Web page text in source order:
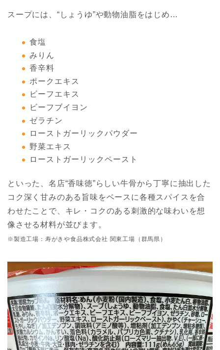
スープには、“しょうゆ”や動物油脂をはじめ…
食塩
みりん
香辛料
ポークエキス
ビーフエキス
ビーフブイヨン
ゼラチン
ローストガーリックパウダー
野菜エキス
ローストガーリックペースト
といった、名店“香味徳”らしい牛骨から丁寧に抽出した
コク深く甘みのある旨味をベースに各種スパイスを合
わせたことで、キレ・コクのある刺激的な味わいを想
像させる材料が並びます。
※製造工場：寿がきや食品株式会社 関東工場（群馬県）